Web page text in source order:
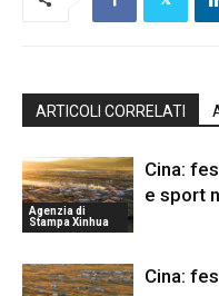
ARTICOLI CORRELATI
Agenzia di
Stampa Xinhua
Cina:
e sport
Cina: